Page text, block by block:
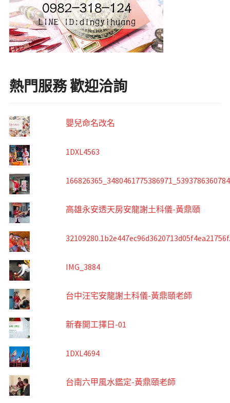
熱門服務 歡迎洽詢
嬰兒命名改名
1DXL4563
高雄永安透天房安龍謝土科儀-黃鼎頤
IMG_3884
台中汪宅安龍謝土科儀-黃鼎頤老師
新春開工擇日-01
1DXL4694
台南六甲風水鑑定-黃鼎頤老師